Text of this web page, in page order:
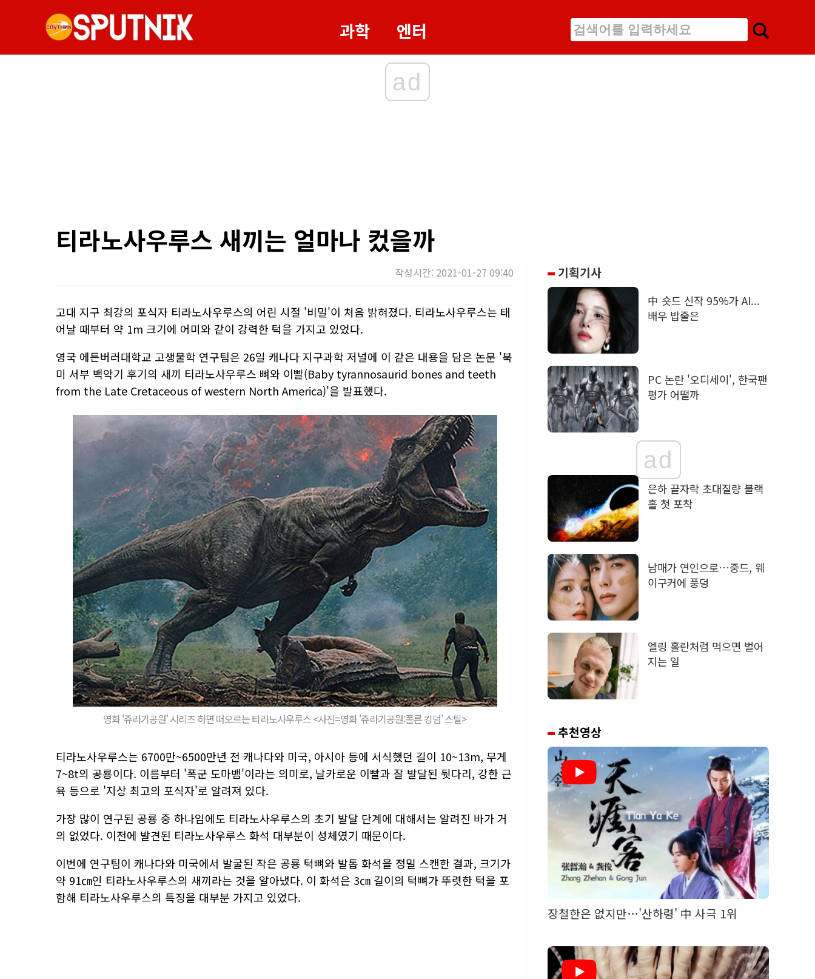
과학 엔터
ad
티라노사우루스 새끼는 얼마나 컸을까
작성시간: 2021-01-27 09:40
고대 지구 최강의 포식자 티라노사우루스의 어린 시절 '비밀'이 처음 밝혀졌다. 티라노사우루스는 태
어날 때부터 약 1m 크기에 어미와 같이 강력한 턱을 가지고 있었다.
영국 에든버러대학교 고생물학 연구팀은 26일 캐나다 지구과학 저널에 이 같은 내용을 담은 논문 '북
미 서부 백악기 후기의 새끼 티라노사우루스 뼈와 이빨(Baby tyrannosaurid bones and teeth
from the Late Cretaceous of western North America)'을 발표했다.
영화 '쥬라기공원' 시리즈 하면 떠오르는 티라노사우루스 <사진=영화 '쥬라기공원:폴른 킹덤' 스틸>
티라노사우루스는 6700만~6500만년 전 캐나다와 미국, 아시아 등에 서식했던 길이 10~13m, 무게
7~8t의 공룡이다. 이름부터 '폭군 도마뱀'이라는 의미로, 날카로운 이빨과 잘 발달된 뒷다리, 강한 근
육 등으로 '지상 최고의 포식자'로 알려져 있다.
가장 많이 연구된 공룡 중 하나임에도 티라노사우루스의 초기 발달 단계에 대해서는 알려진 바가 거
의 없었다. 이전에 발견된 티라노사우루스 화석 대부분이 성체였기 때문이다.
이번에 연구팀이 캐나다와 미국에서 발굴된 작은 공룡 턱뼈와 발톱 화석을 정밀 스캔한 결과, 크기가
약 91㎝인 티라노사우루스의 새끼라는 것을 알아냈다. 이 화석은 3㎝ 길이의 턱뼈가 뚜렷한 턱을 포
함해 티라노사우루스의 특징을 대부분 가지고 있었다.
기획기사
中 숏드 신작 95%가 AI...
배우 밥줄은
PC 논란 '오디세이', 한국팬
평가 어떨까
ad
은하 끝자락 초대질량 블랙
홀 첫 포착
남매가 연인으로…중드, 웨
이구커에 풍덩
엘링 홀란처럼 먹으면 벌어
지는 일
추천영상
장철한은 없지만…'산하령' 中 사극 1위